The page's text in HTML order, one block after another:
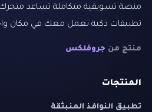
منصة تسويقية متكاملة تساعد متجرك
تطبيقات ذكية تعمل معك في مكان
منتج من جروفلكس
المنتجات
تطبيق النوافذ المنبثقة